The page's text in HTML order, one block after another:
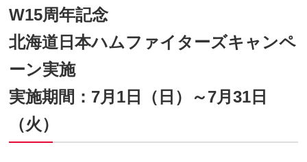
W15周年記念
北海道日本ハムファイターズキャンペ
ーン実施
実施期間：7月1日（日）～7月31日
（火）